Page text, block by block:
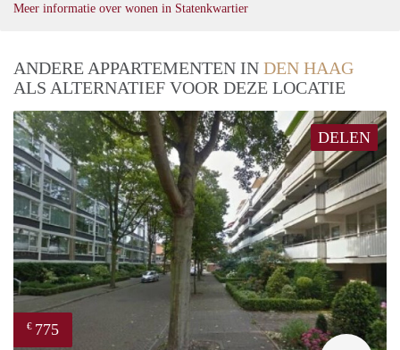
Meer informatie over wonen in Statenkwartier
ANDERE APPARTEMENTEN IN DEN HAAG
ALS ALTERNATIEF VOOR DEZE LOCATIE
DELEN
€ 775
rent